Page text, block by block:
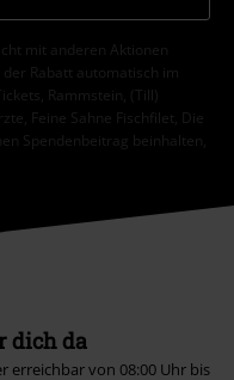
mit anderen Aktionen
Rabatt automatisch im
Rammstein, (Till)
Feine Sahne Fischfilet, Die
Spendenbeitrag beinhalten,
dich da
erreichbar von 08:00 Uhr bis